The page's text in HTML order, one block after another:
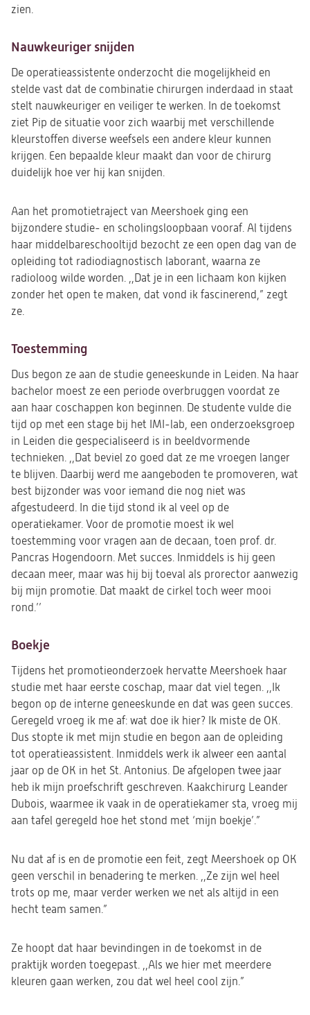
zien.
Nauwkeuriger snijden
De operatieassistente onderzocht die mogelijkheid en
stelde vast dat de combinatie chirurgen inderdaad in staat
stelt nauwkeuriger en veiliger te werken. In de toekomst
ziet Pip de situatie voor zich waarbij met verschillende
kleurstoffen diverse weefsels een andere kleur kunnen
krijgen. Een bepaalde kleur maakt dan voor de chirurg
duidelijk hoe ver hij kan snijden.
Aan het promotietraject van Meershoek ging een
bijzondere studie- en scholingsloopbaan vooraf. Al tijdens
haar middelbareschooltijd bezocht ze een open dag van de
opleiding tot radiodiagnostisch laborant, waarna ze
radioloog wilde worden. ,,Dat je in een lichaam kon kijken
zonder het open te maken, dat vond ik fascinerend,” zegt
ze.
Toestemming
Dus begon ze aan de studie geneeskunde in Leiden. Na haar
bachelor moest ze een periode overbruggen voordat ze
aan haar coschappen kon beginnen. De studente vulde die
tijd op met een stage bij het IMI-lab, een onderzoeksgroep
in Leiden die gespecialiseerd is in beeldvormende
technieken. ,,Dat beviel zo goed dat ze me vroegen langer
te blijven. Daarbij werd me aangeboden te promoveren, wat
best bijzonder was voor iemand die nog niet was
afgestudeerd. In die tijd stond ik al veel op de
operatiekamer. Voor de promotie moest ik wel
toestemming voor vragen aan de decaan, toen prof. dr.
Pancras Hogendoorn. Met succes. Inmiddels is hij geen
decaan meer, maar was hij bij toeval als prorector aanwezig
bij mijn promotie. Dat maakt de cirkel toch weer mooi
rond.’’
Boekje
Tijdens het promotieonderzoek hervatte Meershoek haar
studie met haar eerste coschap, maar dat viel tegen. ,,Ik
begon op de interne geneeskunde en dat was geen succes.
Geregeld vroeg ik me af: wat doe ik hier? Ik miste de OK.
Dus stopte ik met mijn studie en begon aan de opleiding
tot operatieassistent. Inmiddels werk ik alweer een aantal
jaar op de OK in het St. Antonius. De afgelopen twee jaar
heb ik mijn proefschrift geschreven. Kaakchirurg Leander
Dubois, waarmee ik vaak in de operatiekamer sta, vroeg mij
aan tafel geregeld hoe het stond met ‘mijn boekje’.”
Nu dat af is en de promotie een feit, zegt Meershoek op OK
geen verschil in benadering te merken. ,,Ze zijn wel heel
trots op me, maar verder werken we net als altijd in een
hecht team samen.”
Ze hoopt dat haar bevindingen in de toekomst in de
praktijk worden toegepast. ,,Als we hier met meerdere
kleuren gaan werken, zou dat wel heel cool zijn.”